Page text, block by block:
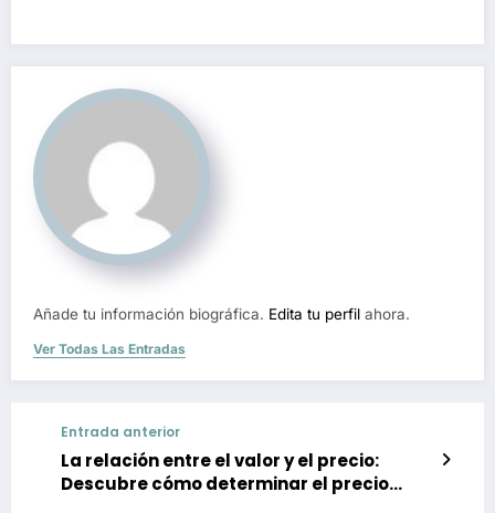
Añade tu información biográfica. Edita tu perfil ahora.
Ver Todas Las Entradas
Entrada anterior
La relación entre el valor y el precio:
Descubre cómo determinar el precio